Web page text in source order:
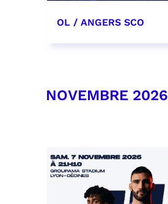
OL / ANGERS SCO
RÉSERVER
NOVEMBRE 2026